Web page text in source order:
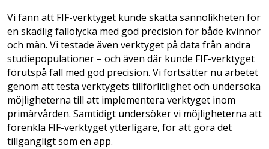
Vi fann att FIF-verktyget kunde skatta sannolikheten för
en skadlig fallolycka med god precision för både kvinnor
och män. Vi testade även verktyget på data från andra
studiepopulationer – och även där kunde FIF-verktyget
förutspå fall med god precision. Vi fortsätter nu arbetet
genom att testa verktygets tillförlitlighet och undersöka
möjligheterna till att implementera verktyget inom
primärvården. Samtidigt undersöker vi möjligheterna att
förenkla FIF-verktyget ytterligare, för att göra det
tillgängligt som en app.